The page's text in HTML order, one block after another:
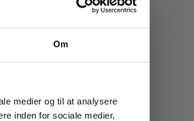
Om
medier og til at analysere
inden for sociale medier,
køb